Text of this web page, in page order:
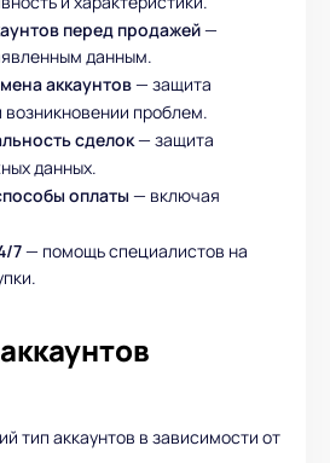
перед продажей—
данным.
аккаунтов— защита
возникновении проблем.
сделок— защита
данных.
оплаты — включая
7— помощь специалистов на
тип аккаунтов в зависимости от